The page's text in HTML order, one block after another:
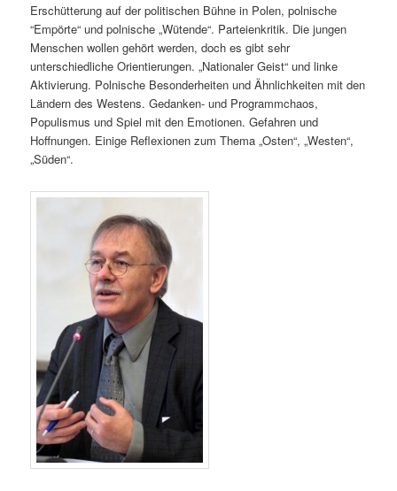
Erschütterung auf der politischen Bühne in Polen, polnische
“Empörte“ und polnische „Wütende“. Parteienkritik. Die jungen
Menschen wollen gehört werden, doch es gibt sehr
unterschiedliche Orientierungen. „Nationaler Geist“ und linke
Aktivierung. Polnische Besonderheiten und Ähnlichkeiten mit den
Ländern des Westens. Gedanken- und Programmchaos,
Populismus und Spiel mit den Emotionen. Gefahren und
Hoffnungen. Einige Reflexionen zum Thema „Osten“, „Westen“,
„Süden“.